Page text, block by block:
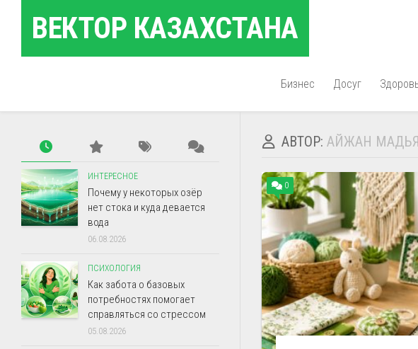
содержаниюВЕКТОР КАЗАХСТАНА
Бизнес Досуг
АВТОР: АЙЖАН
0
ИНТЕРЕСНОЕ
Почему у некоторых озёр
нет стока и куда девается
вода
06.08.2026
ПСИХОЛОГИЯ
Как забота о базовых
потребностях помогает
справляться со стрессом
05.08.2026